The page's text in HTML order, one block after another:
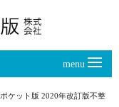
menu
ポケット版 2020年改訂版不整